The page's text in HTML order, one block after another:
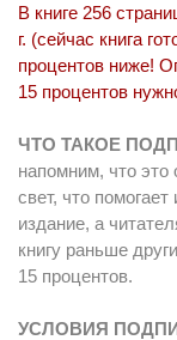
В книге 256
г. (сейчас книга
процентов ниже!
15 процентов
ЧТО ТАКОЕ
напомним, что это
свет, что
издание, а
книгу раньше
15 процентов.
УСЛОВИЯ